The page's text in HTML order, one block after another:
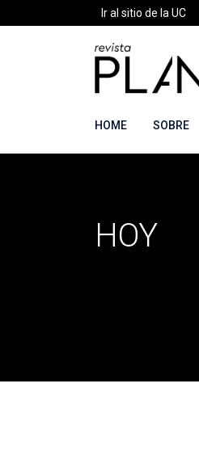
Ir al sitio de la UC
HOME SOBRE
HOY